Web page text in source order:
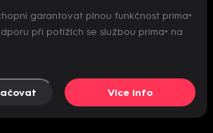
se inicializovat přehrávač
garantovat plnou funkčnost prima+
při potížích se službou prima+ na
Více info